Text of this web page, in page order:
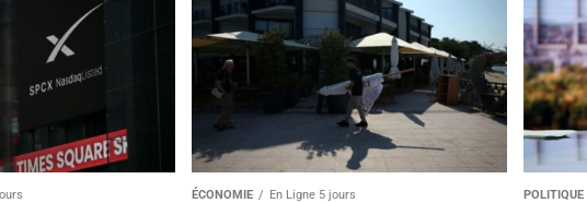
ÉCONOMIE En Ligne 5 jours POLITIQUE